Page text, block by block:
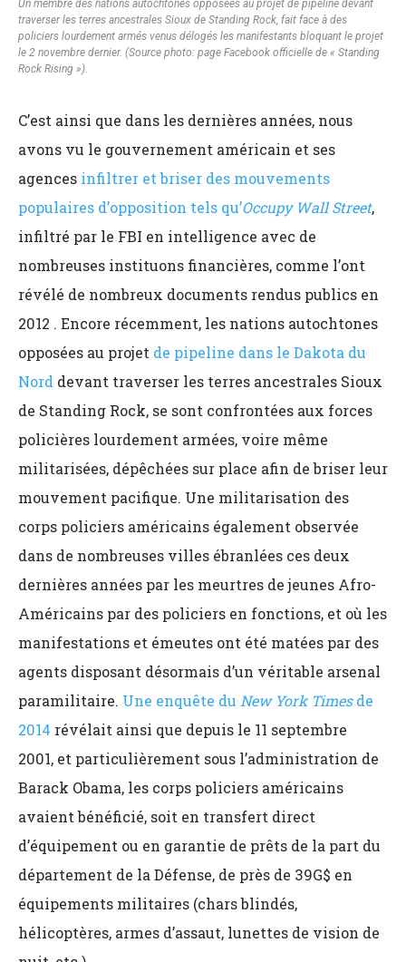
Un membre des nations autochtones opposées au projet de pipeline devant
traverser les terres ancestrales Sioux de Standing Rock, fait face à des
policiers lourdement armés venus délogés les manifestants bloquant le projet
le 2 novembre dernier. (Source photo: page Facebook officielle de « Standing
Rock Rising »).
C’est ainsi que dans les dernières années, nous
avons vu le gouvernement américain et ses
agences infiltrer et briser des mouvements
populaires d’opposition tels qu’Occupy Wall Street,
infiltré par le FBI en intelligence avec de
nombreuses instituons financières, comme l’ont
révélé de nombreux documents rendus publics en
2012 . Encore récemment, les nations autochtones
opposées au projet de pipeline dans le Dakota du
Nord devant traverser les terres ancestrales Sioux
de Standing Rock, se sont confrontées aux forces
policières lourdement armées, voire même
militarisées, dépêchées sur place afin de briser leur
mouvement pacifique. Une militarisation des
corps policiers américains également observée
dans de nombreuses villes ébranlées ces deux
dernières années par les meurtres de jeunes Afro-
Américains par des policiers en fonctions, et où les
manifestations et émeutes ont été matées par des
agents disposant désormais d’un véritable arsenal
paramilitaire. Une enquête du New York Timesde
2014 révélait ainsi que depuis le 11 septembre
2001, et particulièrement sous l’administration de
Barack Obama, les corps policiers américains
avaient bénéficié, soit en transfert direct
d’équipement ou en garantie de prêts de la part du
département de la Défense, de près de 39G$ en
équipements militaires (chars blindés,
hélicoptères, armes d’assaut, lunettes de vision de